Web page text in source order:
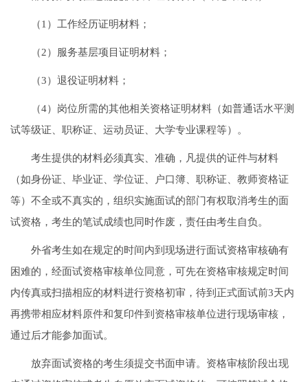
（1）工作经历证明材料；
（2）服务基层项目证明材料；
（3）退役证明材料；
（4）岗位所需的其他相关资格证明材料（如普通话水平测
试等级证、职称证、运动员证、大学专业课程等）。
考生提供的材料必须真实、准确，凡提供的证件与材料
（如身份证、毕业证、学位证、户口簿、职称证、教师资格证
等）不全或不真实的，组织实施面试的部门有权取消考生的面
试资格，考生的笔试成绩也同时作废，责任由考生自负。
外省考生如在规定的时间内到现场进行面试资格审核确有
困难的，经面试资格审核单位同意，可先在资格审核规定时间
内传真或扫描相应的材料进行资格初审，待到正式面试前3天内
再携带相应材料原件和复印件到资格审核单位进行现场审核，
通过后才能参加面试。
放弃面试资格的考生须提交书面申请。资格审核阶段出现